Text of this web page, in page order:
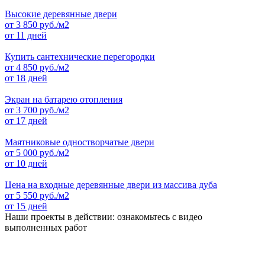
Высокие деревянные двери
от 3 850 руб./м2
от 11 дней
Купить сантехнические перегородки
от 4 850 руб./м2
от 18 дней
Экран на батарею отопления
от 3 700 руб./м2
от 17 дней
Маятниковые одностворчатые двери
от 5 000 руб./м2
от 10 дней
Цена на входные деревянные двери из массива дуба
от 5 550 руб./м2
от 15 дней
Наши проекты в действии: ознакомьтесь с видео
выполненных работ